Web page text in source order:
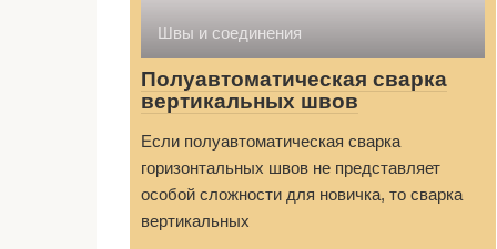
Швы и соединения
Полуавтоматическая сварка
вертикальных швов
Если полуавтоматическая сварка
горизонтальных швов не представляет
особой сложности для новичка, то сварка
вертикальных